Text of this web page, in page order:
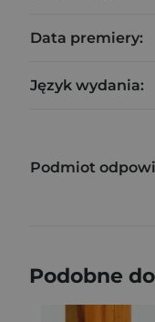
Data premiery:
Język wydania:
Podmiot
Podobne